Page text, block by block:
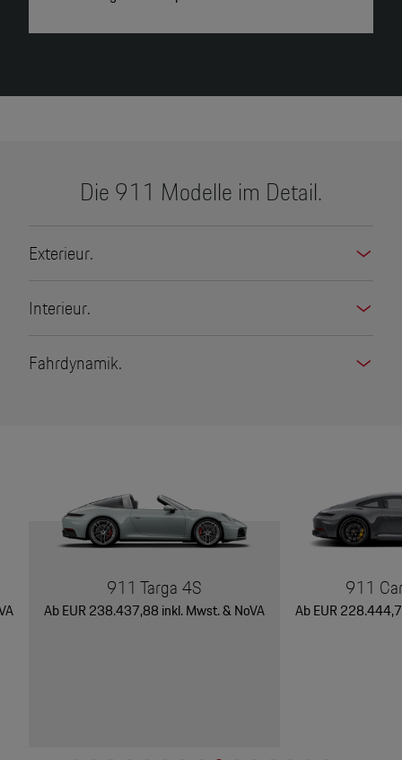
Die 911 Modelle im Detail.
Exterieur.
Interieur.
Fahrdynamik.
911 Targa 4S
Ab EUR 238.437,88 inkl. Mwst. & NoVA
911
Ab EUR